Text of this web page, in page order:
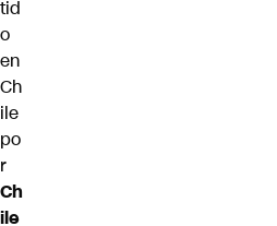
tid
o
en
Ch
ile
po
r
Ch
ile